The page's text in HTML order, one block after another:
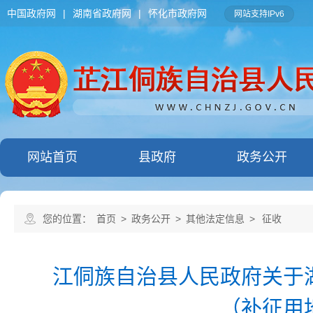
中国政府网 | 湖南省政府网 | 怀化市政府网 网站支持IPv6
网站首页 县政府 政务公开
您的位置： 首页 > 政务公开 > 其他法定信息 > 征收
江侗族自治县人民政府关
（补征